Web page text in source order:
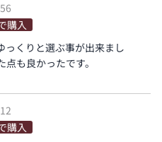
購入
っくりと選ぶ事が出来まし
も良かったです。
購入